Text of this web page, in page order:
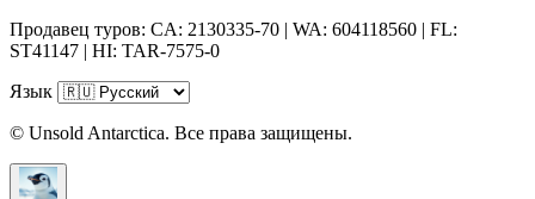
Продавец туров: CA: 2130335-70 | WA: 604118560 | FL:
ST41147 | HI: TAR-7575-0
Язык
© Unsold Antarctica. Все права защищены.